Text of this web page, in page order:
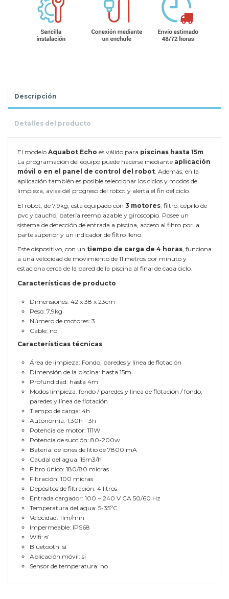
Descripción
Detalles del producto
El modelo Aquabot Echo es válido para piscinas hasta 15m.
La programación del equipo puede hacerse mediante aplicación
móvil o en el panel de control del robot. Además, en la
aplicación también es posible seleccionar los ciclos y modos de
limpieza, avisa del progreso del robot y alerta el fin del ciclo.
El robot, de 7,9kg, está equipado con 3 motores , filtro, cepillo de
pvc y caucho, batería reemplazable y giroscopio. Posee un
sistema de detección de entrada a piscina, acceso al filtro por la
parte superior y un indicador de filtro lleno.
Este dispositivo, con un tiempo de carga de 4 horas, funciona
a una velocidad de movimiento de 11 metros por minuto y
estaciona cerca de la pared de la piscina al final de cada ciclo.
Características de producto
Dimensiones: 42 x 38 x 23cm
Peso: 7,9kg
Número de motores: 3
Cable: no
Características técnicas
Área de limpieza: Fondo, paredes y línea de flotación
Dimensión de la piscina: hasta 15m
Profundidad: hasta 4m
Modos limpieza: fondo / paredes y línea de flotación / fondo,
paredes y línea de flotación
Tiempo de carga: 4h
Autonomía: 1,30h - 3h
Potencia de motor: 111W
Potencia de succión: 80-200w
Batería: de iones de litio de 7800 mA
Caudal del agua: 15m3/h
Filtro único: 180/80 micras
Filtración: 100 micras
Depósitos de filtración: 4 litros
Entrada cargador: 100 ~ 240 V CA 50/60 Hz
Temperatura del agua: 5-35ºC
Velocidad: 11m/min
Impermeable: IPS68
Wifi: sí
Bluetooth: sí
Aplicación móvil: sí
Sensor de temperatura: no